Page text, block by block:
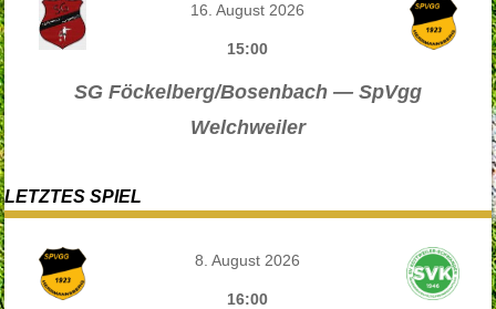
16. August 2026
15:00
SG Föckelberg/Bosenbach — SpVgg
Welchweiler
LETZTES SPIEL
8. August 2026
16:00